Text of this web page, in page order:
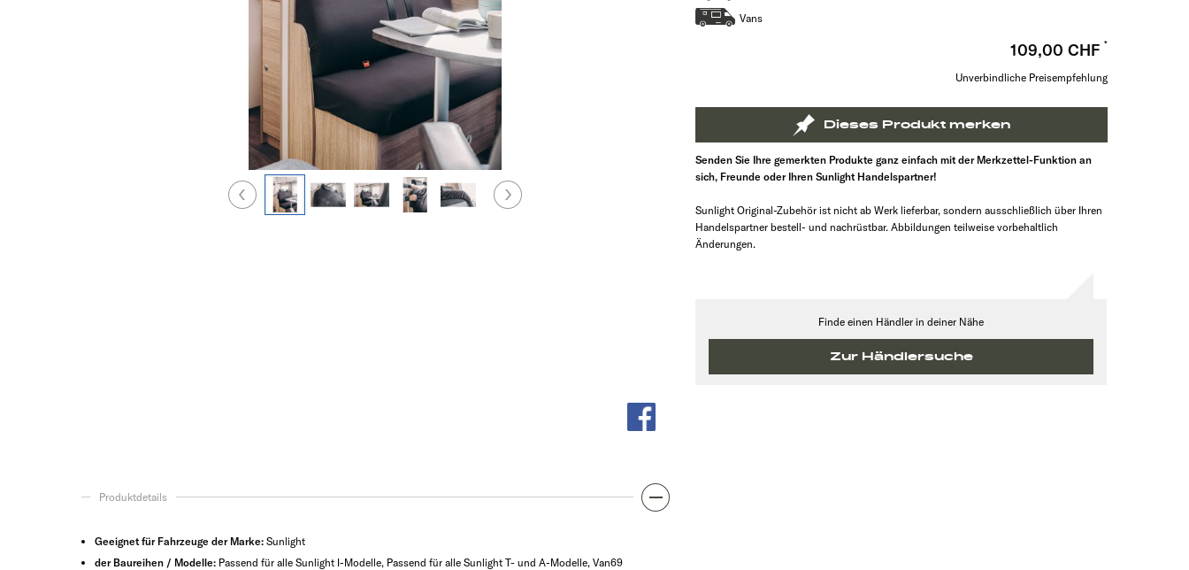
Vans
109,00 CHF
Unverbindliche Preisempfehlung
Dieses Produkt merken
Senden Sie Ihre gemerkten Produkte ganz einfach mit der Merkzettel-Funktion an
sich, Freunde oder Ihren Sunlight Handelspartner!
Sunlight Original-Zubehör ist nicht ab Werk lieferbar, sondern ausschließlich über Ihren
Handelspartner bestell- und nachrüstbar. Abbildungen teilweise vorbehaltlich
Änderungen.
Finde einen Händler in deiner Nähe
Zur Händlersuche
Produktdetails
Geeignet für Fahrzeuge der Marke: Sunlight
der Baureihen / Modelle: Passend für alle Sunlight I-Modelle, Passend für alle Sunlight T- und A-Modelle, Van69